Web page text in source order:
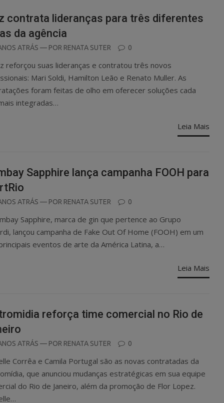
contrata lideranças para três diferentes
da agência
ATRÁS — POR RENATA SUTER 0
reforçou suas lideranças e contratou três novos
Mari Soldi, Hamilton Leão e Renato Muller. As
foram feitas de olho em oferecer soluções cada
integradas…
Leia Mais
Sapphire lança campanha FOOH para
ATRÁS — POR RENATA SUTER 0
Sapphire, marca de gin que pertence ao Grupo
lançou campanha de Fake Out Of Home (FOOH) em um
eventos de arte da América Latina, a…
Leia Mais
reforça time comercial no Rio de
ATRÁS — POR RENATA SUTER 0
Corrêa e Camila Portugal são as novas contratadas da
que anunciou mudanças estratégicas em sua equipe
do Rio de Janeiro, além da promoção de Flor Lopez.